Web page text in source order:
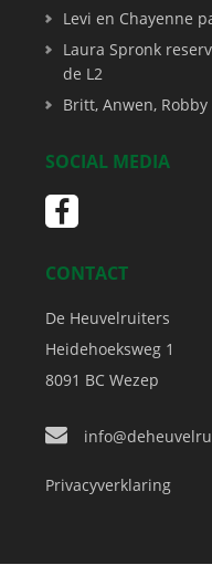
Levi en Chayenne
Laura Spronk
de L2
Britt, Anwen,
SOCIAL MEDIA
CONTACT
De Heuvelruiters
Heidehoeksweg 1
8091 BC Wezep
Privacyverklaring